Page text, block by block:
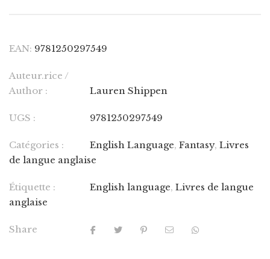
EAN: 9781250297549
Auteur.rice /
Author :
Lauren Shippen
UGS : 9781250297549
Catégories : English Language, Fantasy, Livres
de langue anglaise
Étiquette : English language, Livres de langue
anglaise
Share